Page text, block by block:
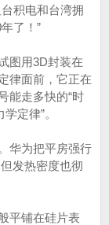
积电和台湾拥
了！”
图用3D封装在
律面前，它正在
能走多快的“时
定律”。
华为把平房强行
发热密度也彻
平铺在硅片表